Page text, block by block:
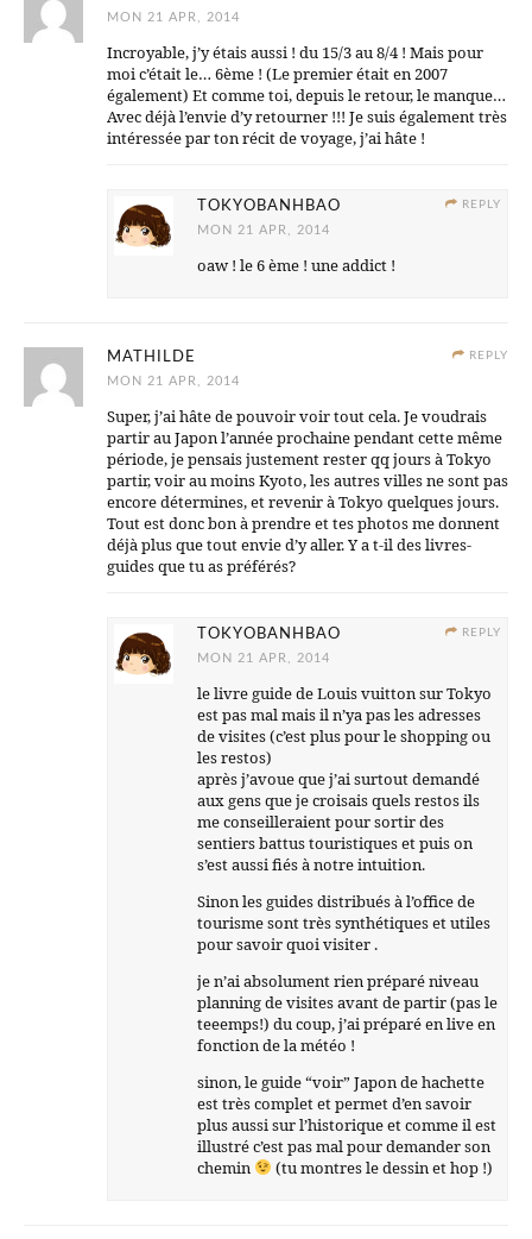
MON 21 APR, 2014
Incroyable, j’y étais aussi ! du 15/3 au 8/4 ! Mais pour
moi c’était le… 6ème ! (Le premier était en 2007
également) Et comme toi, depuis le retour, le manque…
Avec déjà l’envie d’y retourner !!! Je suis également très
intéressée par ton récit de voyage, j’ai hâte !
REPLY
TOKYOBANHBAO
MON 21 APR, 2014
oaw ! le 6 ème ! une addict !
REPLY
MATHILDE
MON 21 APR, 2014
Super, j’ai hâte de pouvoir voir tout cela. Je voudrais
partir au Japon l’année prochaine pendant cette même
période, je pensais justement rester qq jours à Tokyo
partir, voir au moins Kyoto, les autres villes ne sont pas
encore détermines, et revenir à Tokyo quelques jours.
Tout est donc bon à prendre et tes photos me donnent
déjà plus que tout envie d’y aller. Y a t-il des livres-
guides que tu as préférés?
REPLY
TOKYOBANHBAO
MON 21 APR, 2014
le livre guide de Louis vuitton sur Tokyo
est pas mal mais il n’ya pas les adresses
de visites (c’est plus pour le shopping ou
les restos)
après j’avoue que j’ai surtout demandé
aux gens que je croisais quels restos ils
me conseilleraient pour sortir des
sentiers battus touristiques et puis on
s’est aussi fiés à notre intuition.
Sinon les guides distribués à l’office de
tourisme sont très synthétiques et utiles
pour savoir quoi visiter .
je n’ai absolument rien préparé niveau
planning de visites avant de partir (pas le
teeemps!) du coup, j’ai préparé en live en
fonction de la météo !
sinon, le guide “voir” Japon de hachette
est très complet et permet d’en savoir
plus aussi sur l’historique et comme il est
illustré c’est pas mal pour demander son
chemin
(tu montres le dessin et hop !)